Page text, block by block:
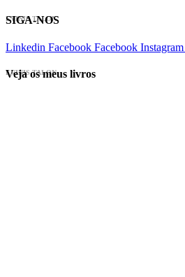
EVINIS TALON
SIGA-NOS
Linkedin Facebook Facebook Instagram
EVINIS TALON
Veja os meus livros